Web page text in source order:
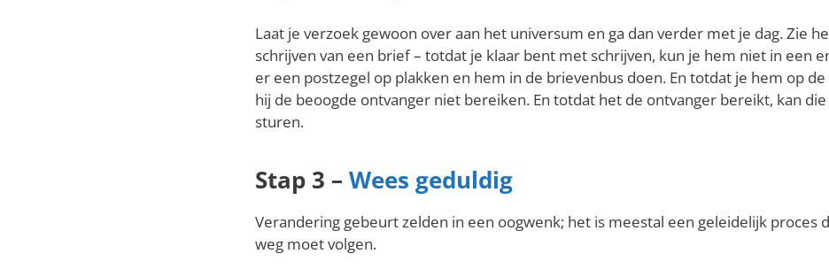
Laat je verzoek gewoon over aan het universum en ga dan verder met je dag. Zie
schrijven van een brief – totdat je klaar bent met schrijven, kun je hem niet in een
er een postzegel op plakken en hem in de brievenbus doen. En totdat je hem op
hij de beoogde ontvanger niet bereiken. En totdat het de ontvanger bereikt, kan
sturen.
Stap 3 – Wees geduldig
Verandering gebeurt zelden in een oogwenk; het is meestal een geleidelijk proces
weg moet volgen.